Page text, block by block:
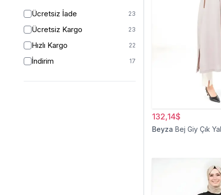
Ücretsiz İade 23
Ücretsiz Kargo 23
Hızlı Kargo 22
İndirim 17
132,14$
Beyza Bej Giy Çık